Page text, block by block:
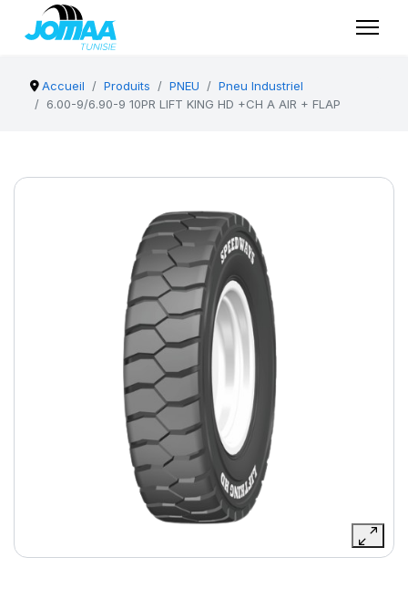
Accueil Produits PNEU
Pneu Industriel
6.00-9/6.90-9 10PR LIFT KING HD +CH A AIR + FLAP